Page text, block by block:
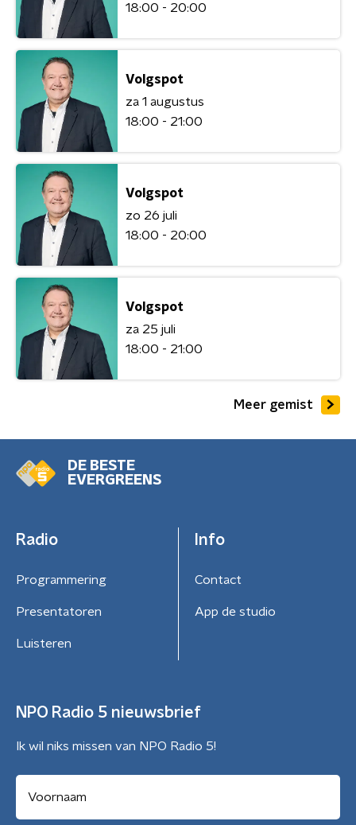
18:00 - 20:00
Volgspot
za 1 augustus
18:00 - 21:00
Volgspot
zo 26 juli
18:00 - 20:00
Volgspot
za 25 juli
18:00 - 21:00
Meer gemist
DE BESTE
EVERGREENS
Radio
Programmering
Presentatoren
Luisteren
Info
Contact
App de studio
NPO Radio 5 nieuwsbrief
Ik wil niks missen van NPO Radio 5!